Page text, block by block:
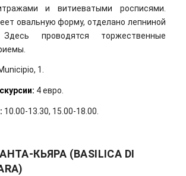
и витиеватыми росписями.
овальную форму, отделано лепниной
проводятся торжественные
1.
4 евро.
10.00-13.30, 15.00-18.00.
КЬЯРА (BASILICA DI